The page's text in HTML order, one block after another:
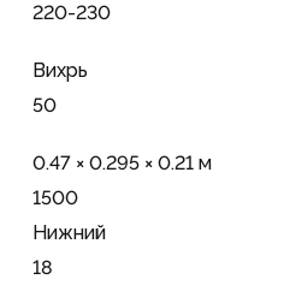
220-230
Вихрь
50
0.47 × 0.295 × 0.21 м
1500
Нижний
18